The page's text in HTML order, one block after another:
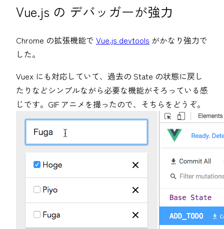
Vue.js の デバッガーが強力
Chrome の拡張機能で Vue.js devtools がかなり強力で
した。
Vuex にも対応していて、過去の State の状態に戻し
たりなどシンプルながら必要な機能がそろっている感
じです。GIF アニメを撮ったので、そちらをどうぞ。